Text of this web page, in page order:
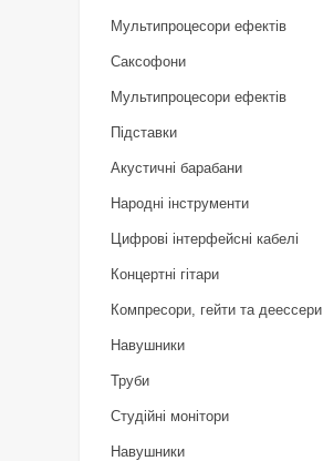
Мультипроцесори ефектів
Саксофони
Мультипроцесори ефектів
Підставки
Акустичні барабани
Народні інструменти
Цифрові інтерфейсні кабелі
Концертні гітари
Компресори, гейти та деессери
Навушники
Труби
Студійні монітори
Навушники